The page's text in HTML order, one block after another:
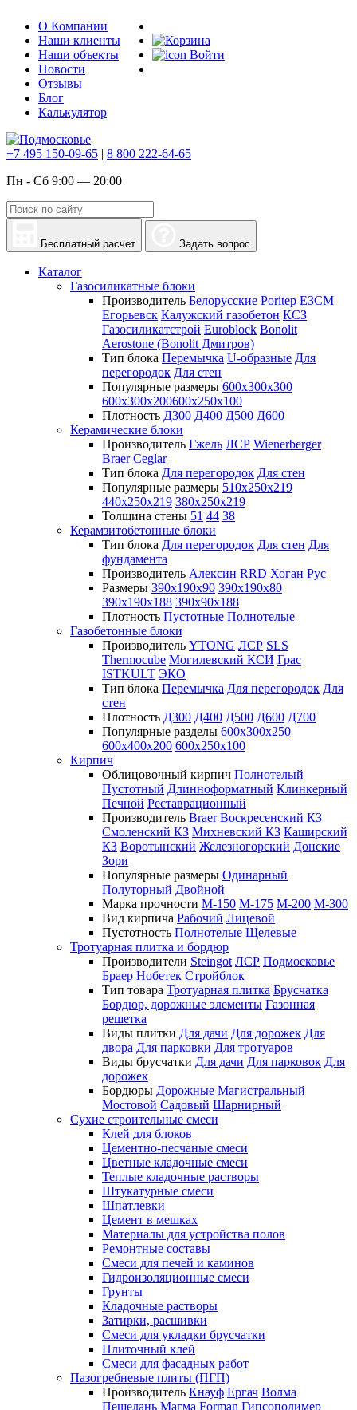
О Компании
Наши клиенты
Наши объекты
Новости
Отзывы
Блог
Калькулятор
Войти
+7 495 150-09-65 | 8 800 222-64-65
Пн - Сб 9:00 — 20:00
Бесплатный расчет Задать вопрос
Каталог
Газосиликатные блоки
Производитель Белорусские Poritep ЕЗСМ
Егорьевск Калужский газобетон КСЗ
Газосиликатстрой Euroblock Bonolit
Aerostone (Bonolit Дмитров)
Тип блока Перемычка U-образные Для
перегородок Для стен
Популярные размеры 600х300х300
600х300х200600х250х100
Плотность Д300 Д400 Д500 Д600
Керамические блоки
Производитель Гжель ЛСР Wienerberger
Braer Ceglar
Тип блока Для перегородок Для стен
Популярные размеры 510х250х219
440х250х219 380х250х219
Толщина стены 51 44 38
Керамзитобетонные блоки
Тип блока Для перегородок Для стен Для
фундамента
Производитель Алексин RRD Хоган Рус
Размеры 390х190х90 390х190х80
390х190х188 390х90х188
Плотность Пустотные Полнотелые
Газобетонные блоки
Производитель YTONG ЛСР SLS
Thermocube Могилевский КСИ Грас
ISTKULT ЭКО
Тип блока Перемычка Для перегородок Для
стен
Плотность Д300 Д400 Д500 Д600 Д700
Популярные разделы 600х300х250
600х400х200 600х250х100
Кирпич
Облицовочный кирпич Полнотелый
Пустотный Длинноформатный Клинкерный
Печной Реставрационный
Производитель Braer Воскресенский КЗ
Смоленский КЗ Михневский КЗ Каширский
КЗ Воротынский Железногорский Донские
Зори
Популярные размеры Одинарный
Полуторный Двойной
Марка прочности М-150 М-175 М-200 М-300
Вид кирпича Рабочий Лицевой
Пустотность Полнотелые Щелевые
Тротуарная плитка и бордюр
Производители Steingot ЛСР Подмосковье
Браер Нобетек Стройблок
Тип товара Тротуарная плитка Брусчатка
Бордюр, дорожные элементы Газонная
решетка
Виды плитки Для дачи Для дорожек Для
двора Для парковки Для тротуаров
Виды брусчатки Для дачи Для парковок Для
дорожек
Бордюры Дорожные Магистральный
Мостовой Садовый Шарнирный
Сухие строительные смеси
Клей для блоков
Цементно-песчаные смеси
Цветные кладочные смеси
Теплые кладочные растворы
Штукатурные смеси
Шпатлевки
Цемент в мешках
Материалы для устройства полов
Ремонтные составы
Смеси для печей и каминов
Гидроизоляционные смеси
Грунты
Кладочные растворы
Затирки, расшивки
Смеси для укладки брусчатки
Плиточный клей
Смеси для фасадных работ
Пазогребневые плиты (ПГП)
Производитель Кнауф Ергач Волма
Пешелань Магма Forman Гипсополимер